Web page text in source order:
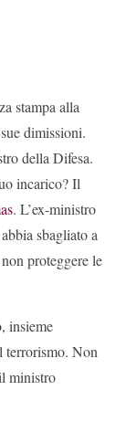
stampa alla
dimissioni.
della Difesa.
incarico? Il
. L’ex-ministro
sbagliato a
proteggere le
insieme
terrorismo. Non
ministro